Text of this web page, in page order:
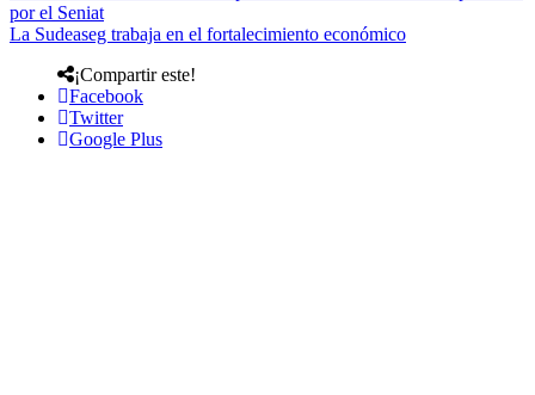
por el Seniat
La Sudeaseg trabaja en el fortalecimiento económico
¡Compartir este!
Facebook
Twitter
Google Plus